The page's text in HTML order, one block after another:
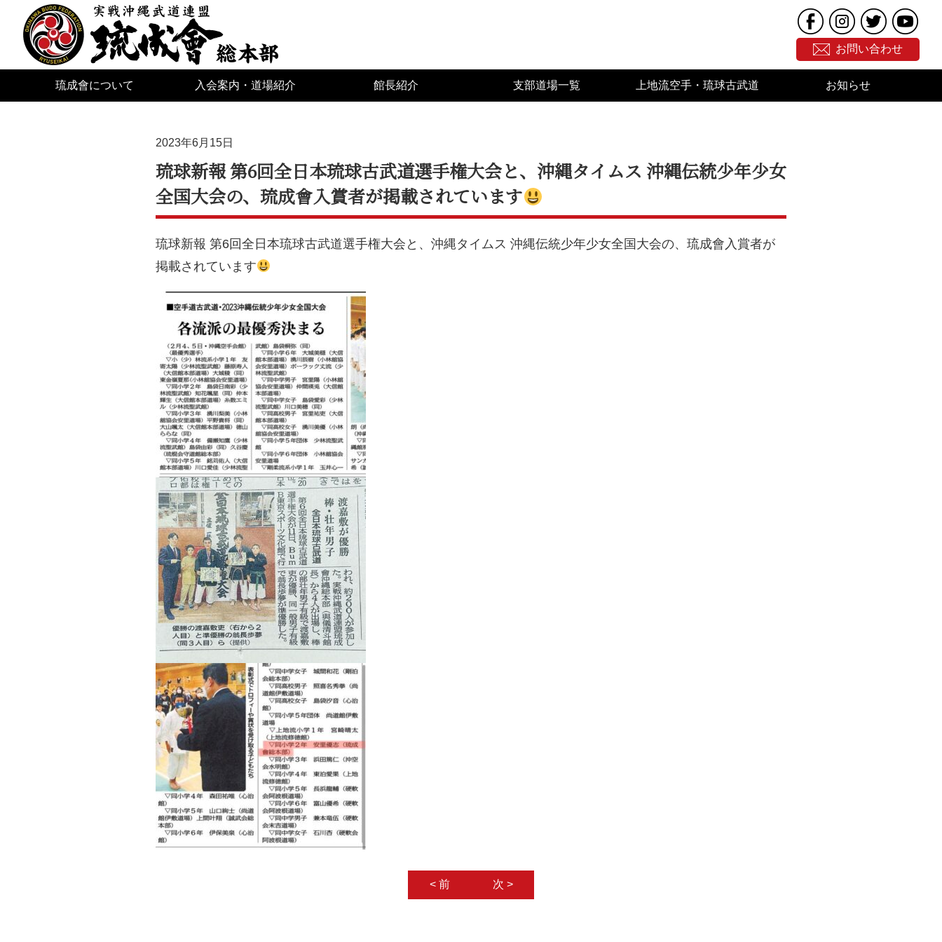
お問い合わせ
琉成會について 入会案内・道場紹介 館長紹介 支部道場一覧 上地流空手・琉球古武道 お知らせ
2023年6月15日
琉球新報 第6回全日本琉球古武道選手権大会と、沖縄タイムス 沖縄伝統少年少女
全国大会の、琉成會入賞者が掲載されています
琉球新報 第6回全日本琉球古武道選手権大会と、沖縄タイムス 沖縄伝統少年少女全国大会の、琉成會入賞者が
掲載されています
< 前 次 >